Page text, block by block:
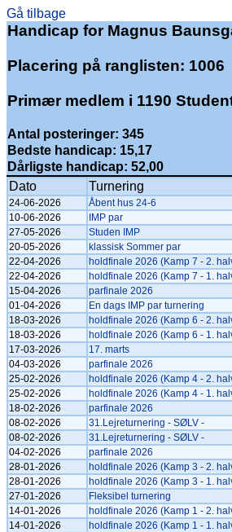
Gå tilbage
Handicap for Magnus
Placering på ranglisten: 1006
Primær medlem i 1190
Antal posteringer: 345
Bedste handicap: 15,17
Dårligste handicap: 52,00
Dato
Turnering
24-06-2026
Åbent hus 24-6
10-06-2026
IMP par
27-05-2026
Studen IMP
20-05-2026
klassisk Sommer par
22-04-2026
holdfinale 2026 (Kamp 7 - 2.
22-04-2026
holdfinale 2026 (Kamp 7 - 1.
15-04-2026
parfinale 2026
01-04-2026
En dags IMP par turnering
18-03-2026
holdfinale 2026 (Kamp 6 - 2.
18-03-2026
holdfinale 2026 (Kamp 6 - 1.
17-03-2026
17. marts
04-03-2026
parfinale 2026
25-02-2026
holdfinale 2026 (Kamp 4 - 2.
25-02-2026
holdfinale 2026 (Kamp 4 - 1.
18-02-2026
parfinale 2026
08-02-2026
31.Lejreturnering - SØLV -
08-02-2026
31.Lejreturnering - SØLV -
04-02-2026
parfinale 2026
28-01-2026
holdfinale 2026 (Kamp 3 - 2.
28-01-2026
holdfinale 2026 (Kamp 3 - 1.
27-01-2026
Fleksibel turnering
14-01-2026
holdfinale 2026 (Kamp 1 - 2.
14-01-2026
holdfinale 2026 (Kamp 1 - 1.